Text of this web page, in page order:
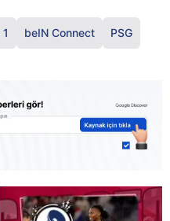
beIN Connect PSG